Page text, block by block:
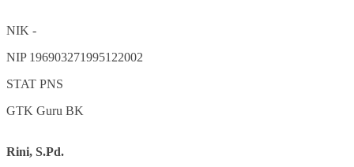
NIK -
NIP 196903271995122002
STAT PNS
GTK Guru BK
Rini, S.Pd.